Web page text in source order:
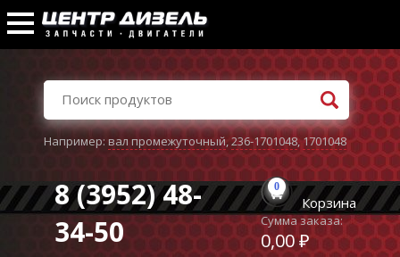
Например:вал промежуточный,236-1701048,1701048
8 (3952) 48-
34-50
0
Корзина
Сумма заказа:
0,00 ₽